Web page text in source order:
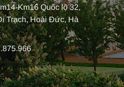
Km16 Quốc lộ 32,
Trạch, Hoài Đức, Hà